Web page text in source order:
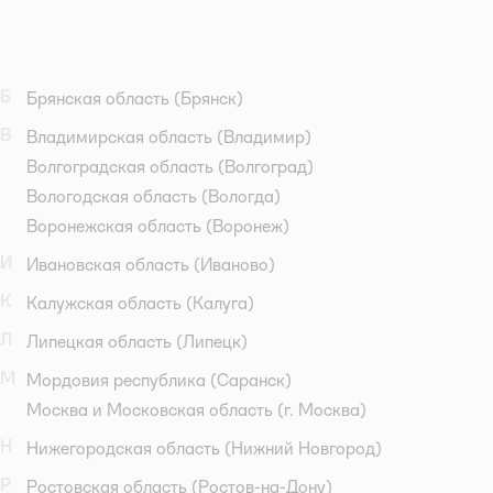
Брянская область (Брянск)
Владимирская область (Владимир)
Волгоградская область (Волгоград)
Вологодская область (Вологда)
Воронежская область (Воронеж)
Ивановская область (Иваново)
Калужская область (Калуга)
Липецкая область (Липецк)
Мордовия республика (Саранск)
Москва и Московская область (г. Москва)
Нижегородская область (Нижний Новгород)
Ростовская область (Ростов-на-Дону)